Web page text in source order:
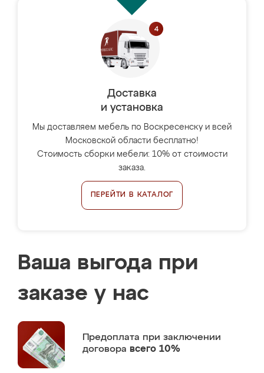
Доставка
и установка
Мы доставляем мебель по Воскресенску и всей
Московской области бесплатно!
Стоимость сборки мебели: 10% от стоимости
заказа.
ПЕРЕЙТИ В КАТАЛОГ
Ваша выгода при
заказе у нас
Предоплата при заключении
договора всего 10%